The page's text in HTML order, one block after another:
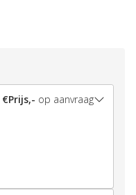
€Prijs,- op aanvraag